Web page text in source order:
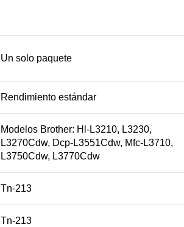
Un solo paquete
Rendimiento estándar
Modelos Brother: Hl-L3210, L3230,
L3270Cdw, Dcp-L3551Cdw, Mfc-L3710,
L3750Cdw, L3770Cdw
Tn-213
Tn-213